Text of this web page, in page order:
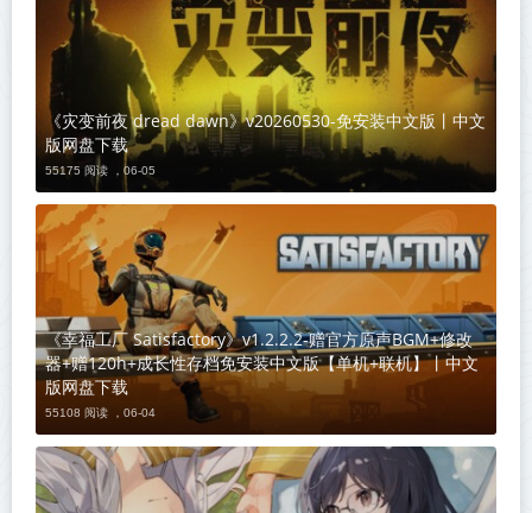
《灾变前夜 dread dawn》v20260530-免安装中文版丨中文
版网盘下载
55175 阅读 ， 06-05
《幸福工厂 Satisfactory》v1.2.2.2-赠官方原声BGM+修改
器+赠120h+成长性存档免安装中文版【单机+联机】丨中文
版网盘下载
55108 阅读 ， 06-04